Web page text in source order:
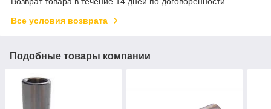
Все условия возврата
Подобные товары компании